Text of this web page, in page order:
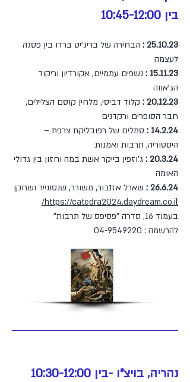
בין 10:45-12:00
25.10.23 :
הבחירה של בריג'יט ברדו בין פסגה
לעצמה
15.11.23 :
נשפים עממיים, אקורדיון וריקוד
הג'אווה
20.12.23 :
קלוד דביסי, מלחין קוסם הצלילים,
חבר הסופרים ורקדנים
14.2.24 :
סמלים של רפובליקת צרפת –
היסטוריה, תרבות ואמנות
20.3.24 : ג'וזפין בייקר אשת במה וחזון בין גדולי
האומה
26.6.24 :
שארל אזנבור, משורר, שנסונייר ושחקן
https://catedra2024.daydream.co.il/
בעמוד 16, סדרה "פסיפס של תרבות"
להרשמה : 04-9549220
נהריה, בויצ"ו -בין 10:30-12:00